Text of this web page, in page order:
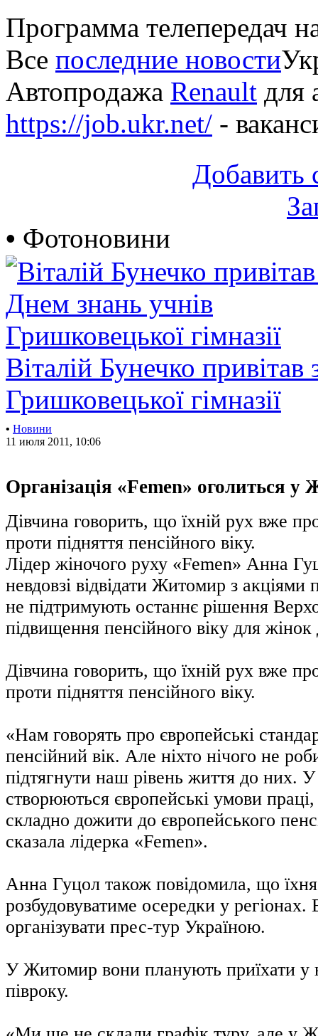
Программа телепередач
Все последние новости
Автопродажа Renault для
https://job.ukr.net/ -
Добавить
• Фотоновини
Віталій Бунечко
Гришковецької гімназії
• Новини
11 июля 2011, 10:06
Організація «Femen» оголиться у
Дівчина говорить, що їхній рух вже
проти підняття пенсійного віку.
Лідер жіночого руху «Femen» Анна
невдовзі відвідати Житомир з акціями
не підтримують останнє рішення
підвищення пенсійного віку для жінок
Дівчина говорить, що їхній рух вже
проти підняття пенсійного віку.
«Нам говорять про європейські
пенсійний вік. Але ніхто нічого не
підтягнути наш рівень життя до них.
створюються європейські умови
складно дожити до європейського
сказала лідерка «Femen».
Анна Гуцол також повідомила, що їхня
розбудовуватиме осередки у
організувати прес-тур Україною.
У Житомир вони планують приїхати у
півроку.